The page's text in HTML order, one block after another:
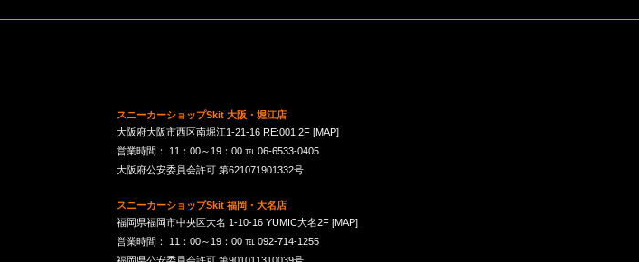
スニーカーショップSkit 大阪・堀江店
大阪府大阪市西区南堀江1-21-16 RE:001 2F [MAP]
営業時間： 11：00～19：00 ℡ 06-6533-0405
大阪府公安委員会許可 第621071901332号
スニーカーショップSkit 福岡・大名店
福岡県福岡市中央区大名 1-10-16 YUMIC大名2F [MAP]
営業時間： 11：00～19：00 ℡ 092-714-1255